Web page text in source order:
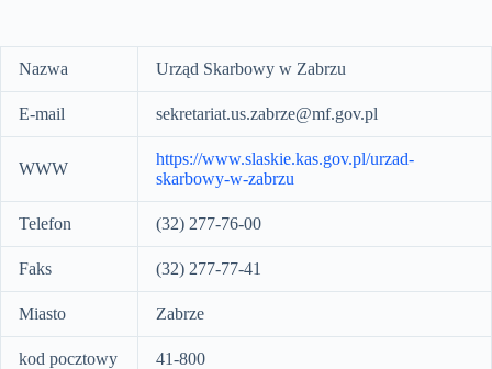
Nazwa Urząd Skarbowy w Zabrzu
E-mail sekretariat.us.zabrze@mf.gov.pl
WWW
https://www.slaskie.kas.gov.pl/urzad-
skarbowy-w-zabrzu
Telefon (32) 277-76-00
Faks (32) 277-77-41
Miasto Zabrze
kod pocztowy 41-800